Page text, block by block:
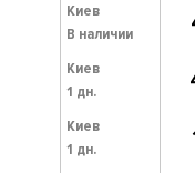
Киев
В наличии
Киев
1 дн.
Киев
1 дн.